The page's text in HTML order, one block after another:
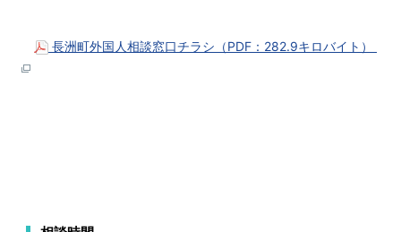
長洲町外国人相談窓口チラシ（PDF：282.9キロバイト）